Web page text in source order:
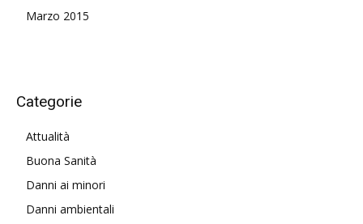
Marzo 2015
Categorie
Attualità
Buona Sanità
Danni ai minori
Danni ambientali